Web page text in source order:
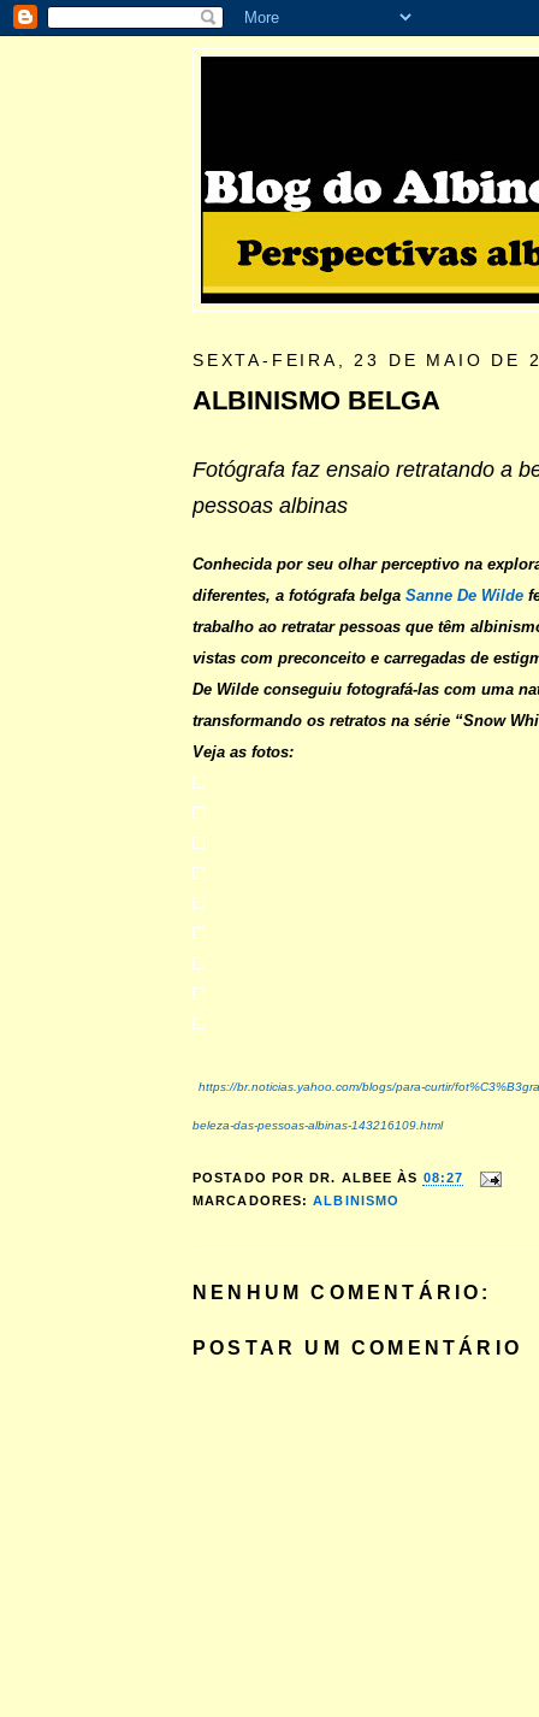
SEXTA-FEIRA, 23 DE MAIO DE
ALBINISMO BELGA
Fotógrafa faz ensaio retratando a
pessoas albinas
Conhecida por seu olhar perceptivo na
diferentes, a fotógrafa belga Sanne De Wilde
trabalho ao retratar pessoas que têm
vistas com preconceito e carregadas de
De Wilde conseguiu fotografá-las com uma
transformando os retratos na série “Snow
Veja as fotos:
https://br.noticias.yahoo.com/blogs/para-curtir/
beleza-das-pessoas-albinas-143216109.html
POSTADO POR DR. ALBEE ÀS 08:27
MARCADORES:ALBINISMO
NENHUM COMENTÁRIO:
POSTAR UM COMENTÁRIO